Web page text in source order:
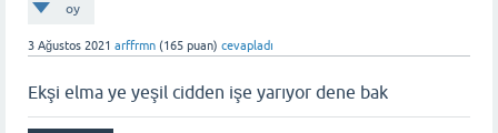
oy
3 Ağustos 2021 arffrmn (165 puan) cevapladı
Ekşi elma ye yeşil cidden işe yarıyor dene bak